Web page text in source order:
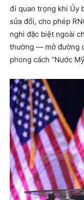
đi quan trọng khi Ủy
sửa đổi, cho phép
nghi đặc biệt ngoài
thường — mở đường
phong cách “Nước